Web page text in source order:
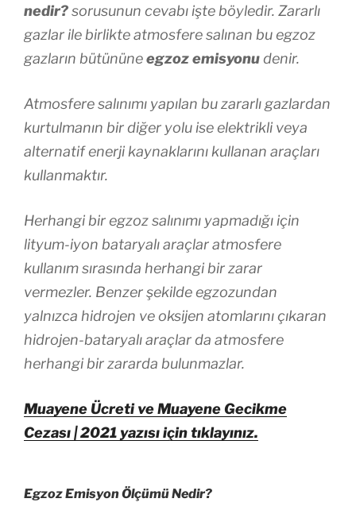
nedir?sorusunun cevabı işte böyledir. Zararlı
gazlar ile birlikte atmosfere salınan bu egzoz
gazların bütününeegzoz emisyonudenir.
Atmosfere salınımı yapılan bu zararlı gazlardan
kurtulmanın bir diğer yolu ise elektrikli veya
alternatif enerji kaynaklarını kullanan araçları
kullanmaktır.
Herhangi bir egzoz salınımı yapmadığı için
lityum-iyon bataryalı araçlar atmosfere
kullanım sırasında herhangi bir zarar
vermezler. Benzer şekilde egzozundan
yalnızca hidrojen ve oksijen atomlarını çıkaran
hidrojen-bataryalı araçlar da atmosfere
herhangi bir zararda bulunmazlar.
Muayene Ücreti ve Muayene Gecikme
Cezası | 2021 yazısı için tıklayınız.
Egzoz Emisyon Ölçümü Nedir?